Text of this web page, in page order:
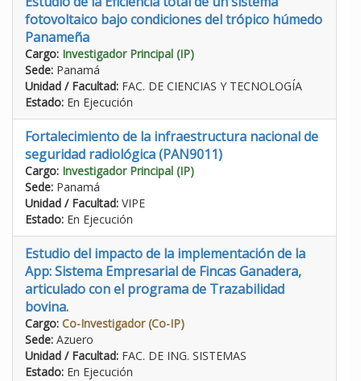
fotovoltaico bajo condiciones del trópico húmedo
Panameña
Cargo: Investigador Principal (IP)
Sede: Panamá
Unidad / Facultad: FAC. DE CIENCIAS Y TECNOLOGÍA
Estado: En Ejecución
Fortalecimiento de la infraestructura nacional de
seguridad radiológica (PAN9011)
Cargo: Investigador Principal (IP)
Sede: Panamá
Unidad / Facultad: VIPE
Estado: En Ejecución
Estudio del impacto de la implementación de la
App: Sistema Empresarial de Fincas Ganadera,
articulado con el programa de Trazabilidad
bovina.
Cargo: Co-Investigador (Co-IP)
Sede: Azuero
Unidad / Facultad: FAC. DE ING. SISTEMAS
Estado: En Ejecución